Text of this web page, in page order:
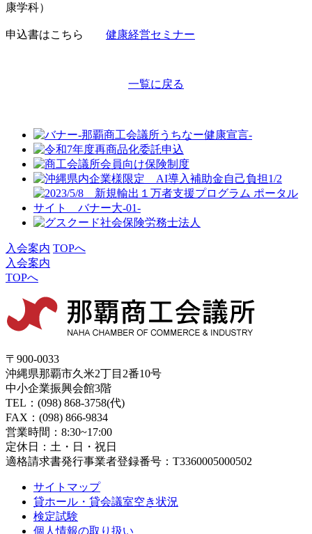
康学科）
申込書はこちら 健康経営セミナー
一覧に戻る
入会案内 TOPへ
入会案内
TOPへ
〒900-0033
沖縄県那覇市久米2丁目2番10号
中小企業振興会館3階
TEL：(098) 868-3758(代)
FAX：(098) 866-9834
営業時間：8:30~17:00
定休日：土・日・祝日
適格請求書発行事業者登録番号：T3360005000502
サイトマップ
貸ホール・貸会議室空き状況
検定試験
個人情報の取り扱い